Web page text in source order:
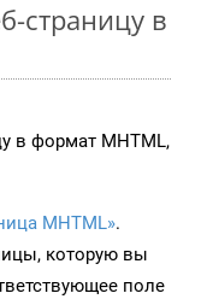
страницу в
в формат MHTML,
MHTML».
которую вы
поле